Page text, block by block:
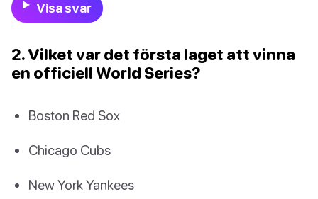
Visa svar
2. Vilket var det första laget att vinna
en officiell World Series?
Boston Red Sox
Chicago Cubs
New York Yankees